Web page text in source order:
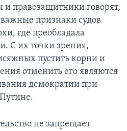
правозащитники говорят,
признаки судов
где преобладала
С их точки зрения,
пустить корни и
отменить его являются
демократии при
не запрещает